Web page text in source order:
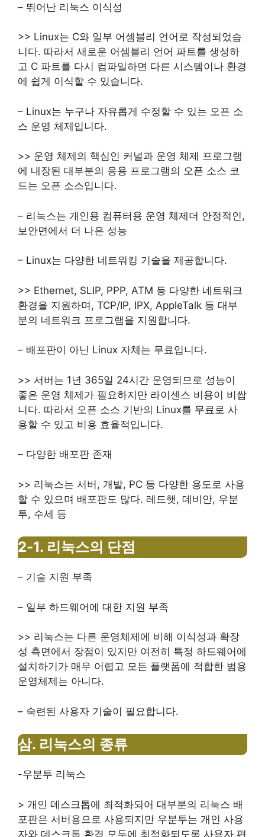
– 뛰어난 리눅스 이식성
>> Linux는 C와 일부 어셈블리 언어로 작성되었습
니다. 따라서 새로운 어셈블리 언어 파트를 생성하
고 C 파트를 다시 컴파일하면 다른 시스템이나 환경
에 쉽게 이식할 수 있습니다.
– Linux는 누구나 자유롭게 수정할 수 있는 오픈 소
스 운영 체제입니다.
>> 운영 체제의 핵심인 커널과 운영 체제 프로그램
에 내장된 대부분의 응용 프로그램의 오픈 소스 코
드는 오픈 소스입니다.
– 리눅스는 개인용 컴퓨터용 운영 체제더 안정적인,
보안면에서 더 나은 성능
– Linux는 다양한 네트워킹 기술을 제공합니다.
>> Ethernet, SLIP, PPP, ATM 등 다양한 네트워크
환경을 지원하며, TCP/IP, IPX, AppleTalk 등 대부
분의 네트워크 프로그램을 지원합니다.
– 배포판이 아닌 Linux 자체는 무료입니다.
>> 서버는 1년 365일 24시간 운영되므로 성능이
좋은 운영 체제가 필요하지만 라이센스 비용이 비쌉
니다. 따라서 오픈 소스 기반의 Linux를 무료로 사
용할 수 있고 비용 효율적입니다.
– 다양한 배포판 존재
>> 리눅스는 서버, 개발, PC 등 다양한 용도로 사용
할 수 있으며 배포판도 많다. 레드햇, 데비안, 우분
투, 수세 등
2-1. 리눅스의 단점
– 기술 지원 부족
– 일부 하드웨어에 대한 지원 부족
>> 리눅스는 다른 운영체제에 비해 이식성과 확장
성 측면에서 장점이 있지만 여전히 특정 하드웨어에
설치하기가 매우 어렵고 모든 플랫폼에 적합한 범용
운영체제는 아니다.
– 숙련된 사용자 기술이 필요합니다.
삼. 리눅스의 종류
-우분투 리눅스
> 개인 데스크톱에 최적화되어 대부분의 리눅스 배
포판은 서버용으로 사용되지만 우분투는 개인 사용
자와 데스크톱 환경 모두에 최적화되도록 사용자 편